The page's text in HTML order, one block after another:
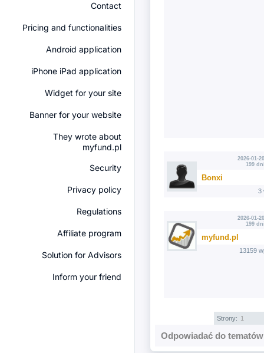
Contact
Pricing and functionalities
Android application
iPhone iPad application
Widget for your site
Banner for your website
They wrote about
myfund.pl
Security
Privacy policy
Regulations
Affiliate program
Solution for Advisors
Inform your friend
2026-01-
199
Bonxi
3
2026-01-
199
myfund.pl
13159
Strony: 1
Odpowiadać do